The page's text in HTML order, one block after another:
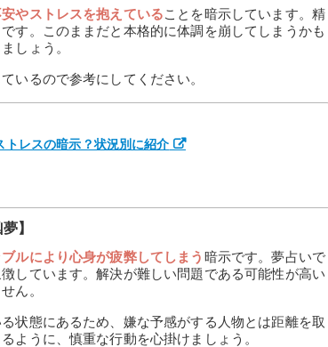
やストレスを抱えていることを暗示しています。精
す。このままだと本格的に体調を崩してしまうかも
しょう。
いるので参考にしてください。
トレスの暗示？状況別に紹介
】
ブルにより心身が疲弊してしまう 暗示です。夢占いで
しています。解決が難しい問題である可能性が高い
ん。
状態にあるため、嫌な予感がする人物とは距離を取
ように、慎重な行動を心掛けましょう。